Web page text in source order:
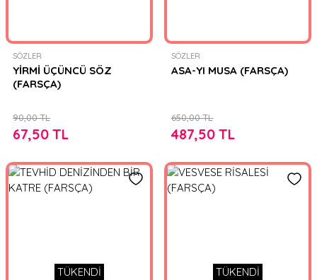
SÖZLER
YİRMİ ÜÇÜNCÜ SÖZ
(FARSÇA)
67,50 TL
90,00 TL
SÖZLER
ASA-YI MUSA (FARSÇA)
487,50 TL
650,00 TL
TÜKENDİ TÜKENDİ